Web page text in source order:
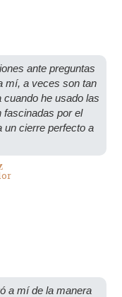
ante preguntas
mí, a veces son tan
he usado las
fascinadas por el
un cierre perfecto a
a mí de la manera